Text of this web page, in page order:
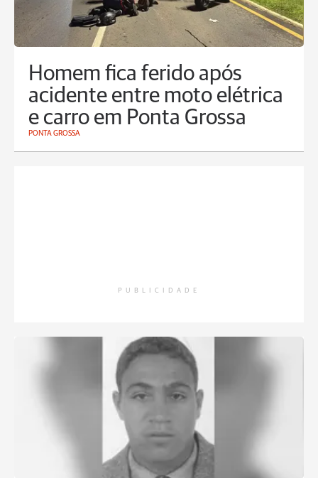
Homem fica ferido após
acidente entre moto elétrica
e carro em Ponta Grossa
PONTA GROSSA
PUBLICIDADE